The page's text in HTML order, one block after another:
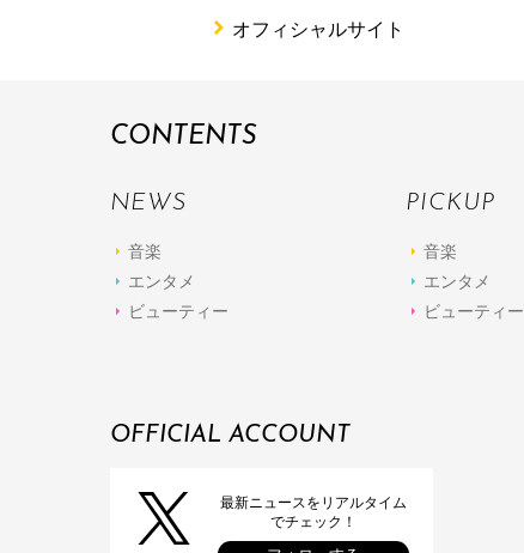
オフィシャルサイト
CONTENTS
NEWS
音楽
エンタメ
ビューティー
PICKUP
音楽
エンタメ
ビューティー
OFFICIAL ACCOUNT
最新ニュースをリアルタイム
でチェック！